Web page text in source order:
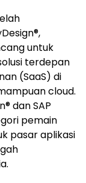
untuk
terdepan
(SaaS) di
cloud.
dan SAP
pemain
pasar aplikasi